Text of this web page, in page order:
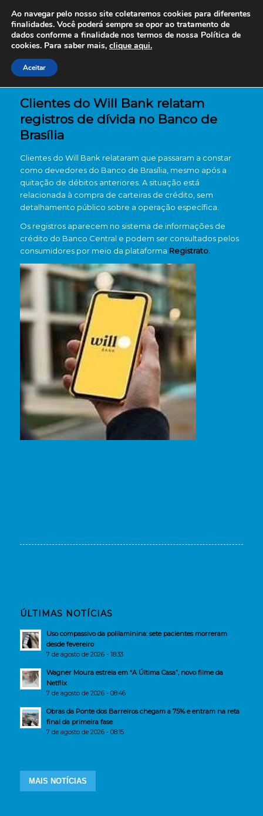
Clientes do Will Bank relatam
registros de dívida no Banco de
Brasília
Clientes do Will Bank relataram que passaram a constar
como devedores do Banco de Brasília, mesmo após a
quitação de débitos anteriores. A situação está
relacionada à compra de carteiras de crédito, sem
detalhamento público sobre a operação específica.
Os registros aparecem no sistema de informações de
crédito do Banco Central e podem ser consultados pelos
consumidores por meio da plataforma Registrato.
ÚLTIMAS NOTÍCIAS
Uso compassivo da polilaminina: sete pacientes morreram
desde fevereiro
7 de agosto de 2026 - 18:33
Wagner Moura estreia em “A Última Casa”, novo filme da
Netflix
7 de agosto de 2026 - 08:46
Obras da Ponte dos Barreiros chegam a 75% e entram na reta
final da primeira fase
7 de agosto de 2026 - 08:15
MAIS NOTÍCIAS
Ao navegar pelo nosso site coletaremos cookies para diferentes
finalidades. Você poderá sempre se opor ao tratamento de
dados conforme a finalidade nos termos de nossa Política de
cookies. Para saber mais, clique aqui.
Aceitar